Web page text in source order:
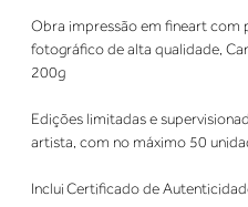
Obra impressão em fineart com
fotográfico de alta qualidade,
200g
Edições limitadas e
artista, com no máximo 50
Inclui Certificado de